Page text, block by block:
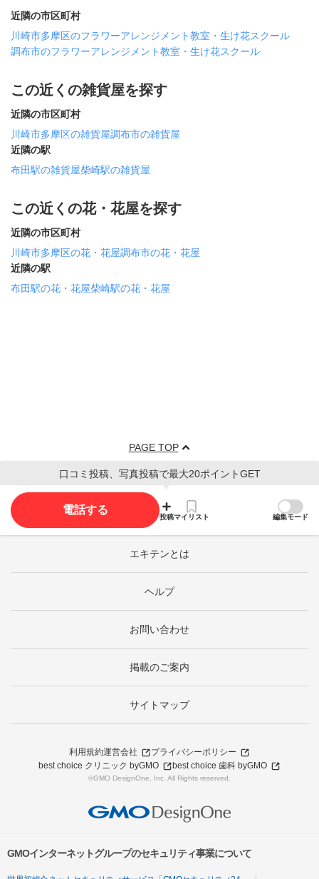
近隣の市区町村
川崎市多摩区のフラワーアレンジメント教室・生け花スクール
調布市のフラワーアレンジメント教室・生け花スクール
この近くの雑貨屋を探す
近隣の市区町村
川崎市多摩区の雑貨屋調布市の雑貨屋
近隣の駅
布田駅の雑貨屋柴崎駅の雑貨屋
この近くの花・花屋を探す
近隣の市区町村
川崎市多摩区の花・花屋調布市の花・花屋
近隣の駅
布田駅の花・花屋柴崎駅の花・花屋
PAGE TOP
口コミ投稿、写真投稿で最大20ポイントGET
電話する
投稿マイリスト 編集モード
エキテンとは
ヘルプ
お問い合わせ
掲載のご案内
サイトマップ
利用規約運営会社
プライバシーポリシー
best choice クリニック byGMO
best choice 歯科 byGMO
©GMO DesignOne, Inc. All Rights reserved.
GMOインターネットグループのセキュリティ事業について